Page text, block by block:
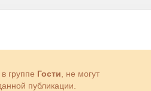
группе Гости , не могут
публикации.